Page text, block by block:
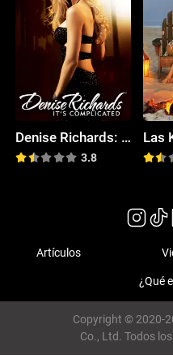
Denise Richards: It's Complicated
3.8
Artículos
¿Qué
Copyright © 2020-
Co., Ltd. Todos